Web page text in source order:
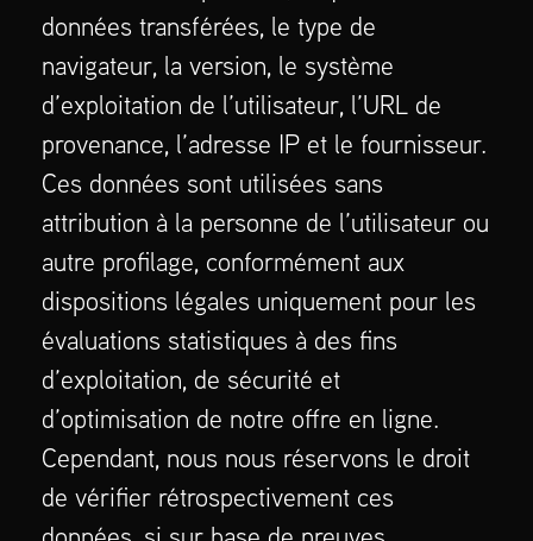
données transférées, le type de
navigateur, la version, le système
d’exploitation de l’utilisateur, l’URL de
provenance, l’adresse IP et le fournisseur.
Ces données sont utilisées sans
attribution à la personne de l’utilisateur ou
autre profilage, conformément aux
dispositions légales uniquement pour les
évaluations statistiques à des fins
d’exploitation, de sécurité et
d’optimisation de notre offre en ligne.
Cependant, nous nous réservons le droit
de vérifier rétrospectivement ces